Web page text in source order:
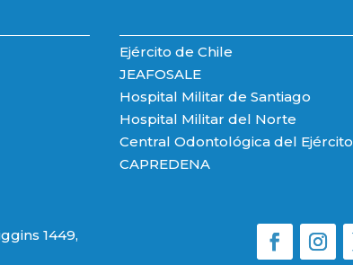
Ejército de Chile
JEAFOSALE
Hospital Militar de Santiago
Hospital Militar del Norte
Central Odontológica del Ejército
CAPREDENA
1449,